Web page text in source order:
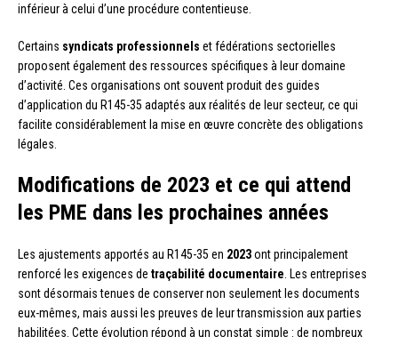
inférieur à celui d’une procédure contentieuse.
Certains syndicats professionnels et fédérations sectorielles
proposent également des ressources spécifiques à leur domaine
d’activité. Ces organisations ont souvent produit des guides
d’application du R145-35 adaptés aux réalités de leur secteur, ce qui
facilite considérablement la mise en œuvre concrète des obligations
légales.
Modifications de 2023 et ce qui attend
les PME dans les prochaines années
Les ajustements apportés au R145-35 en 2023ont principalement
renforcé les exigences de traçabilité documentaire . Les entreprises
sont désormais tenues de conserver non seulement les documents
eux-mêmes, mais aussi les preuves de leur transmission aux parties
habilitées. Cette évolution répond à un constat simple : de nombreux